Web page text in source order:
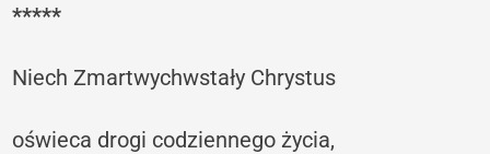
*****
Niech Zmartwychwstały Chrystus
oświeca drogi codziennego życia,